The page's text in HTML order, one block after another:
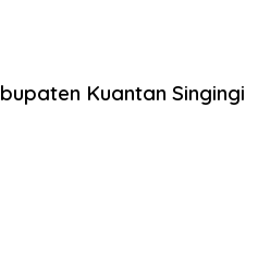
Kuantan Singingi